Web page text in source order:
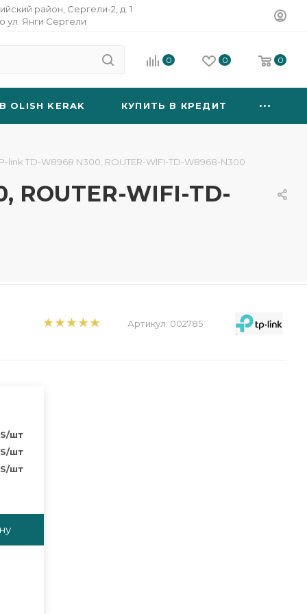
район, Сергели-2, д. 1
ул. Янги Сергели
0 0 0
OLISH KERAK КУПИТЬ В КРЕДИТ
link TD-W8968 N300, ROUTER-WIFI-TD-W8968-N300
ROUTER-WIFI-TD-
Артикул: 002785
/шт
/шт
/шт